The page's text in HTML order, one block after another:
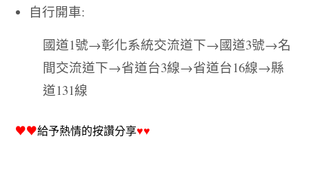
自行開車:
國道1號→彰化系統交流道下→國道3號→名
間交流道下→省道台3線→省道台16線→縣
道131線
♥♥給予熱情的按讚分享♥♥